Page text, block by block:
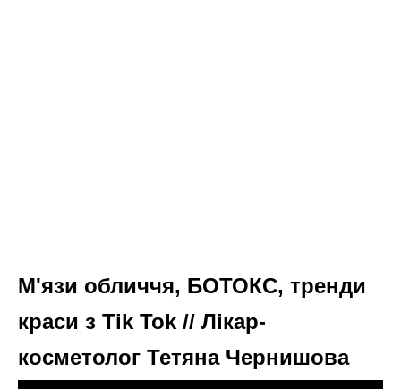
М'язи обличчя, БОТОКС, тренди
краси з Tik Tok // Лікар-
косметолог Тетяна Чернишова